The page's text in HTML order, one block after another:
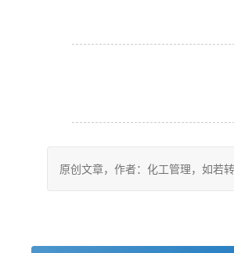
原创文章，作者：化工管理，如